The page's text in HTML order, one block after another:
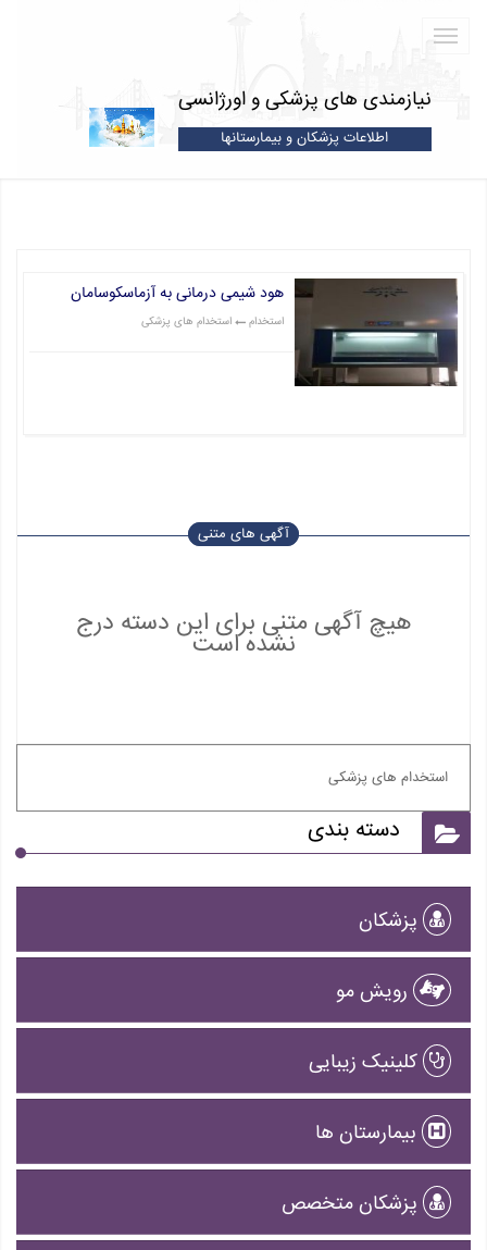
نیازمندی های پزشکی و اورژانسی
اطلاعات پزشکان و بیمارستانها
هود شیمی درمانی به آزماسکوسامان
استخدام استخدام های پزشکی
آگهی های متنی
هیچ آگهی متنی برای این دسته درج
نشده است
استخدام های پزشکی
دسته بندی
پزشکان
رویش مو
کلینیک زیبایی
بیمارستان ها
پزشکان متخصص